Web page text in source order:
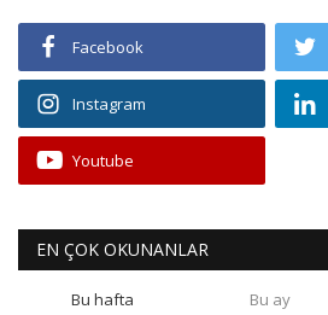
Facebook
Instagram
Youtube
EN ÇOK OKUNANLAR
Bu hafta Bu ay